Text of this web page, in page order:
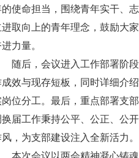
使命担当，围绕青年实干、
进取向上的青年理念，鼓励大
力量。
随后，会议进入工作部署阶
效与现存短板，同时详细介
岗位分工。最后，重点部署支
届工作秉持公平、公正、公
，为支部建设注入全新活力。